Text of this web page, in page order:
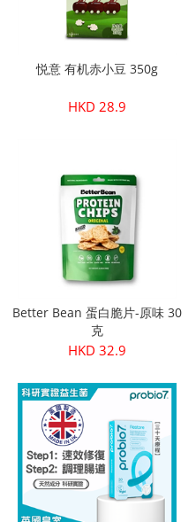
悦意 有机赤小豆 350g
HKD 28.9
Better Bean 蛋白脆片-原味 30
克
HKD 32.9